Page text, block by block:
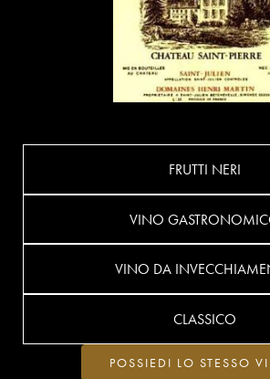
FRUTTI NERI
VINO
VINO DA
CLASSICO
POSSIEDI LO STESSO